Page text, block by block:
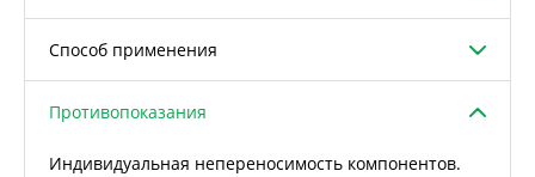
Способ применения
Противопоказания
Индивидуальная непереносимость компонентов.